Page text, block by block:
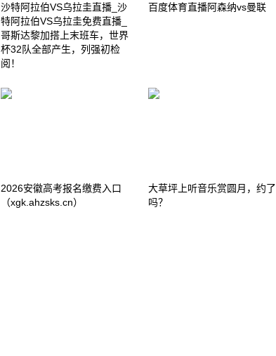
沙特阿拉伯VS乌拉圭直播_沙
特阿拉伯VS乌拉圭免费直播_
哥斯达黎加搭上末班车，世界
杯32队全部产生，列强初检
阅！
百度体育直播阿森纳vs曼联
2026安徽高考报名缴费入口
（xgk.ahzsks.cn）
大草坪上听音乐赏圆月，约了
吗？